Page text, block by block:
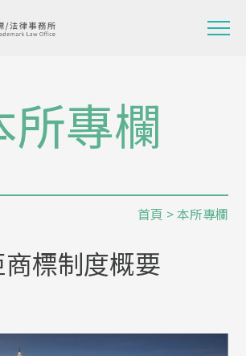
所專欄
首頁 >本所專欄
標制度概要